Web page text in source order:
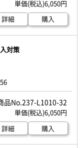
6,050円
詳細
購入
対策
237-L1010-32
6,050円
詳細
購入